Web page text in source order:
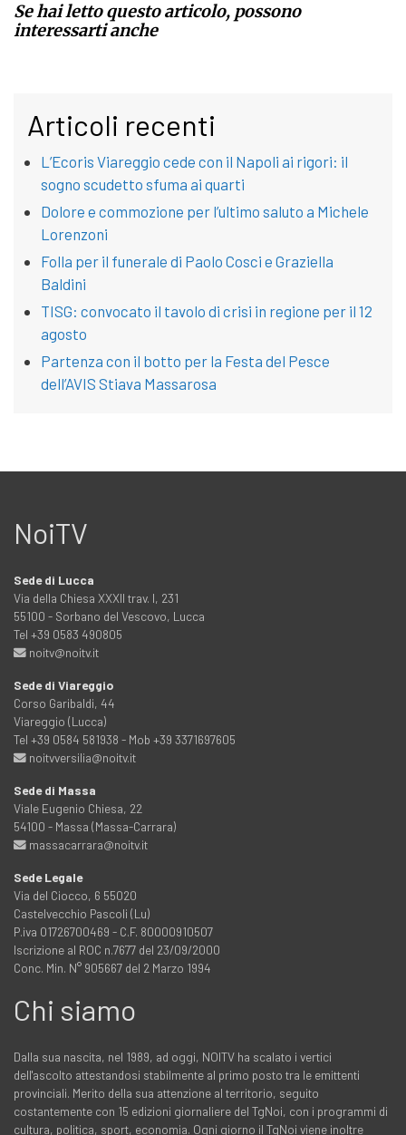
Se hai letto questo articolo, possono
interessarti anche
Articoli recenti
L’Ecoris Viareggio cede con il Napoli ai rigori: il
sogno scudetto sfuma ai quarti
Dolore e commozione per l’ultimo saluto a Michele
Lorenzoni
Folla per il funerale di Paolo Cosci e Graziella
Baldini
TISG: convocato il tavolo di crisi in regione per il 12
agosto
Partenza con il botto per la Festa del Pesce
dell’AVIS Stiava Massarosa
NoiTV
Sede di Lucca
Via della Chiesa XXXII trav. I, 231
55100 - Sorbano del Vescovo, Lucca
Tel +39 0583 490805
noitv@noitv.it
Sede di Viareggio
Corso Garibaldi, 44
Viareggio (Lucca)
Tel +39 0584 581938 - Mob +39 3371697605
noitvversilia@noitv.it
Sede di Massa
Viale Eugenio Chiesa, 22
54100 - Massa (Massa-Carrara)
massacarrara@noitv.it
Sede Legale
Via del Ciocco, 6 55020
Castelvecchio Pascoli (Lu)
P.iva 01726700469 - C.F. 80000910507
Iscrizione al ROC n.7677 del 23/09/2000
Conc. Min. N° 905667 del 2 Marzo 1994
Chi siamo
Dalla sua nascita, nel 1989, ad oggi, NOITV ha scalato i vertici
dell'ascolto attestandosi stabilmente al primo posto tra le emittenti
provinciali. Merito della sua attenzione al territorio, seguito
costantemente con 15 edizioni giornaliere del TgNoi, con i programmi di
cultura, politica, sport, economia. Ogni giorno il TgNoi viene inoltre